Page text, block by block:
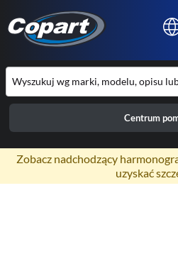
Centrum
Zobacz nadchodzący
uzyskać